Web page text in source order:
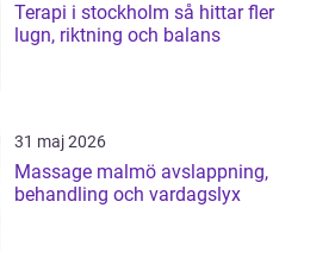
Terapi i stockholm så hittar fler
lugn, riktning och balans
31 maj 2026
Massage malmö avslappning,
behandling och vardagslyx